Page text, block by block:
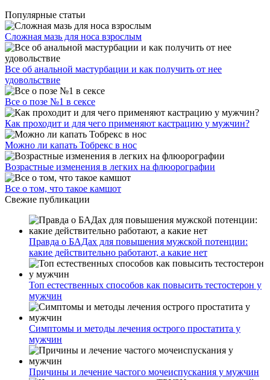
Популярные статьи
Сложная мазь для носа взрослым
Все об анальной мастурбации и как получить от нее
удовольствие
Все о позе №1 в сексе
Как проходит и для чего применяют кастрацию у мужчин?
Можно ли капать Тобрекс в нос
Возрастные изменения в легких на флюорографии
Все о том, что такое камшот
Свежие публикации
Правда о БАДах для повышения мужской потенции:
какие действительно работают, а какие нет
Топ естественных способов как повысить тестостерон у
мужчин
Симптомы и методы лечения острого простатита у
мужчин
Причины и лечение частого мочеиспускания у мужчин